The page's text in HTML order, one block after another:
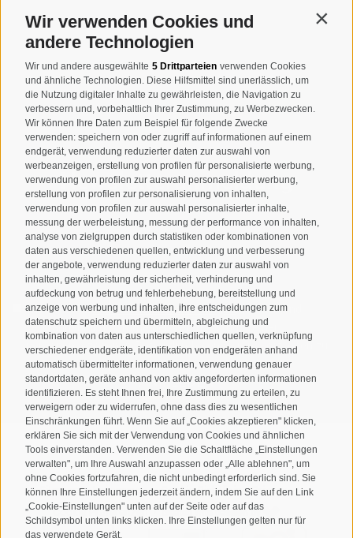
Wir verwenden Cookies und
andere Technologien
Wir und andere ausgewählte 5 Drittparteien verwenden Cookies
und ähnliche Technologien. Diese Hilfsmittel sind unerlässlich, um
die Nutzung digitaler Inhalte zu gewährleisten, die Navigation zu
verbessern und, vorbehaltlich Ihrer Zustimmung, zu Werbezwecken.
Wir können Ihre Daten zum Beispiel für folgende Zwecke
verwenden: speichern von oder zugriff auf informationen auf einem
endgerät, verwendung reduzierter daten zur auswahl von
werbeanzeigen, erstellung von profilen für personalisierte werbung,
verwendung von profilen zur auswahl personalisierter werbung,
erstellung von profilen zur personalisierung von inhalten,
verwendung von profilen zur auswahl personalisierter inhalte,
messung der werbeleistung, messung der performance von inhalten,
analyse von zielgruppen durch statistiken oder kombinationen von
daten aus verschiedenen quellen, entwicklung und verbesserung
der angebote, verwendung reduzierter daten zur auswahl von
inhalten, gewährleistung der sicherheit, verhinderung und
aufdeckung von betrug und fehlerbehebung, bereitstellung und
anzeige von werbung und inhalten, ihre entscheidungen zum
datenschutz speichern und übermitteln, abgleichung und
kombination von daten aus unterschiedlichen quellen, verknüpfung
verschiedener endgeräte, identifikation von endgeräten anhand
automatisch übermittelter informationen, verwendung genauer
standortdaten, geräte anhand von aktiv angeforderten informationen
identifizieren. Es steht Ihnen frei, Ihre Zustimmung zu erteilen, zu
verweigern oder zu widerrufen, ohne dass dies zu wesentlichen
Einschränkungen führt. Wenn Sie auf „Cookies akzeptieren" klicken,
erklären Sie sich mit der Verwendung von Cookies und ähnlichen
Tools einverstanden. Verwenden Sie die Schaltfläche „Einstellungen
verwalten", um Ihre Auswahl anzupassen oder „Alle ablehnen", um
ohne Cookies fortzufahren, die nicht unbedingt erforderlich sind. Sie
können Ihre Einstellungen jederzeit ändern, indem Sie auf den Link
„Cookie-Einstellungen" unten auf der Seite oder auf das
Schildsymbol unten links klicken. Ihre Einstellungen gelten nur für
das verwendete Gerät.
MWSt.-Nr: 00518320213
T+39 0474 678076
info@taufers.com
Newsletteranmeldung
Ich habe dieDatenschutzbestimmungengelesen und
verstanden und stimme der Verarbeitung meiner
personenbezogenen Daten durch den Verantwortlichen zu
ANMELDEN
Sitemap • Impressum • Cookie-Richtlinie • Privacy •
Cookie Präferenzen • created with passion by